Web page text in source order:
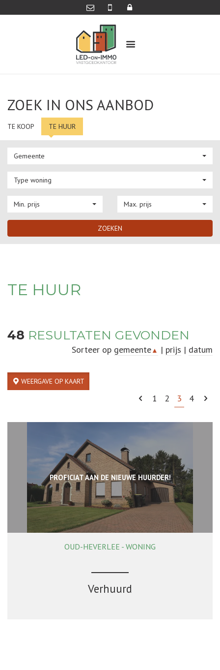
ZOEK IN ONS AANBOD
Gemeente
Type woning
Min. prijs Max. prijs
ZOEKEN
TE KOOP TE HUUR
TE HUUR
48 RESULTATEN GEVONDEN
Sorteer op gemeente▲ | prijs | datum
WEERGAVE OP KAART
1 2 3 4
PROFICIAT AAN DE NIEUWE HUURDER!
123 m² 3 1
OUD-HEVERLEE - WONING
Verhuurd